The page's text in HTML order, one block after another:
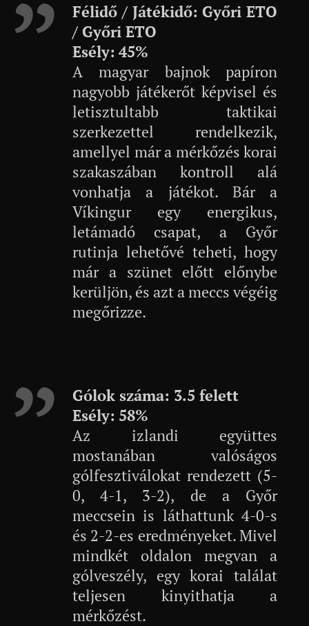
Félidő / Játékidő: Győri ETO
/ Győri ETO
Esély: 45%
A magyar bajnok papíron
nagyobb játékerőt képvisel és
letisztultabb taktikai
szerkezettel rendelkezik,
amellyel már a mérkőzés korai
szakaszában kontroll alá
vonhatja a játékot. Bár a
Víkingur egy energikus,
letámadó csapat, a Győr
rutinja lehetővé teheti, hogy
már a szünet előtt előnybe
kerüljön, és azt a meccs végéig
megőrizze.
Gólok száma: 3.5 felett
Esély: 58%
Az izlandi együttes
mostanában valóságos
gólfesztiválokat rendezett (5-
0, 4-1, 3-2), de a Győr
meccsein is láthattunk 4-0-s
és 2-2-es eredményeket. Mivel
mindkét oldalon megvan a
gólveszély, egy korai találat
teljesen kinyithatja a
mérkőzést.